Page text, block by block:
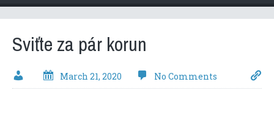
Sviťte za pár korun
March 21, 2020 No Comments